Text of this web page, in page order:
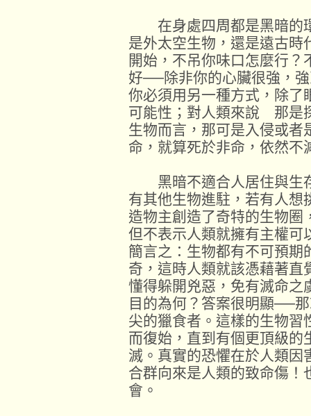
在身處四周都是黑暗的
是外太空生物，還是遠古
開始，不吊你味口怎麼行
好──除非你的心臟很強，
你必須用另一種方式，除了
可能性；對人類來說 那是
生物而言，那可是入侵或
命，就算死於非命，依然不
黑暗不適合人居住與生
有其他生物進駐，若有人想
造物主創造了奇特的生物圈
但不表示人類就擁有主權可
簡言之：生物都有不可預期
奇，這時人類就該憑藉著直
懂得躲開兇惡，免有滅命之
目的為何？答案很明顯──
尖的獵食者。這樣的生物習
而復始，直到有個更頂級的
滅。真實的恐懼在於人類因
合群向來是人類的致命傷！
會。